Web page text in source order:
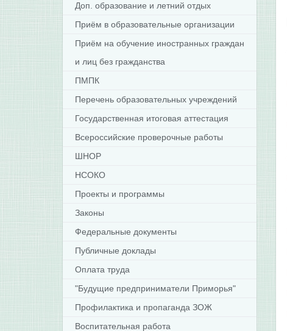
Доп. образование и летний отдых
Приём в образовательные организации
Приём на обучение иностранных граждан
и лиц без гражданства
ПМПК
Перечень образовательных учреждений
Государственная итоговая аттестация
Всероссийские проверочные работы
ШНОР
НСОКО
Проекты и программы
Законы
Федеральные документы
Публичные доклады
Оплата труда
"Будущие предприниматели Приморья"
Профилактика и пропаганда ЗОЖ
Воспитательная работа